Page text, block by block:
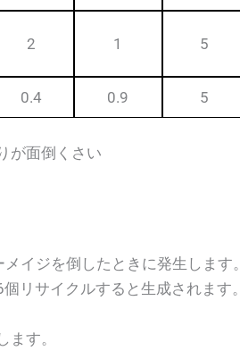
2 1 5
0.4 0.9 5
が面倒くさい
イジを倒したときに発生します。
リサイクルすると生成されます。
す。